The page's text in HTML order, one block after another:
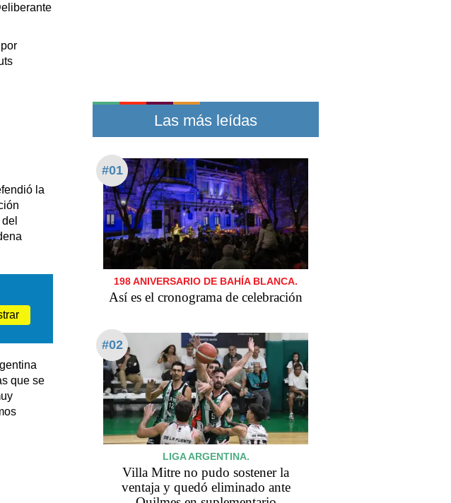
la
que se
Las más leídas
#01
198 ANIVERSARIO DE BAHÍA BLANCA.
Así es el cronograma de celebración
#02
LIGA ARGENTINA.
Villa Mitre no pudo sostener la
ventaja y quedó eliminado ante